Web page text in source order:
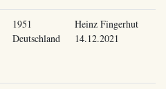
1951
Deutschland
Heinz Fingerhut
14.12.2021